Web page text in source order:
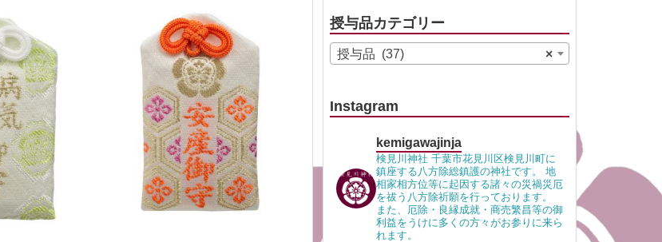
授与品カテゴリー
×
授与品 (37)
Instagram
kemigawajinja
検見川神社 千葉市花見川区検見川町に
鎮座する八方除総鎮護の神社です。 地
相家相方位等に起因する諸々の災禍災厄
を祓う八方除祈願を行っております。
また、厄除・良縁成就・商売繁昌等の御
利益をうけに多くの方々がお参りに来ら
れます。